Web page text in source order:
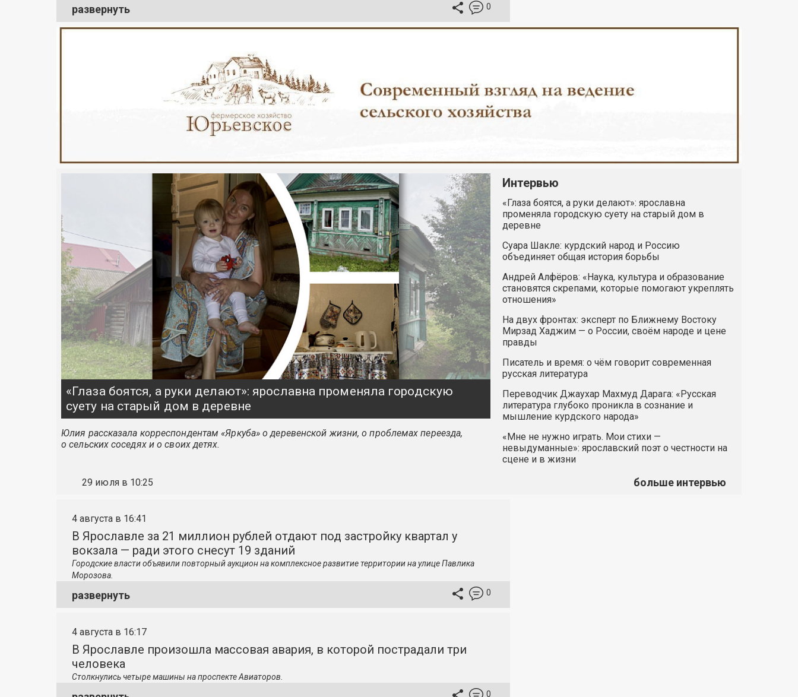
развернуть 0
«Глаза боятся, а руки делают»: ярославна променяла городскую
суету на старый дом в деревне
Юлия рассказала корреспондентам «Яркуба» о деревенской жизни, о проблемах переезда,
о сельских соседях и о своих детях.
29 июля в 10:25
Интервью
«Глаза боятся, а руки делают»: ярославна
променяла городскую суету на старый дом в
деревне
Суара Шакле: курдский народ и Россию
объединяет общая история борьбы
Андрей Алфёров: «Наука, культура и образование
становятся скрепами, которые помогают укреплять
отношения»
На двух фронтах: эксперт по Ближнему Востоку
Мирзад Хаджим — о России, своём народе и цене
правды
Писатель и время: о чём говорит современная
русская литература
Переводчик Джаухар Махмуд Дарага: «Русская
литература глубоко проникла в сознание и
мышление курдского народа»
«Мне не нужно играть. Мои стихи —
невыдуманные»: ярославский поэт о честности на
сцене и в жизни
больше интервью
4 августа в 16:41
В Ярославле за 21 миллион рублей отдают под застройку квартал у
вокзала — ради этого снесут 19 зданий
Городские власти объявили повторный аукцион на комплексное развитие территории на улице Павлика
Морозова.
развернуть 0
4 августа в 16:17
В Ярославле произошла массовая авария, в которой пострадали три
человека
Столкнулись четыре машины на проспекте Авиаторов.
0